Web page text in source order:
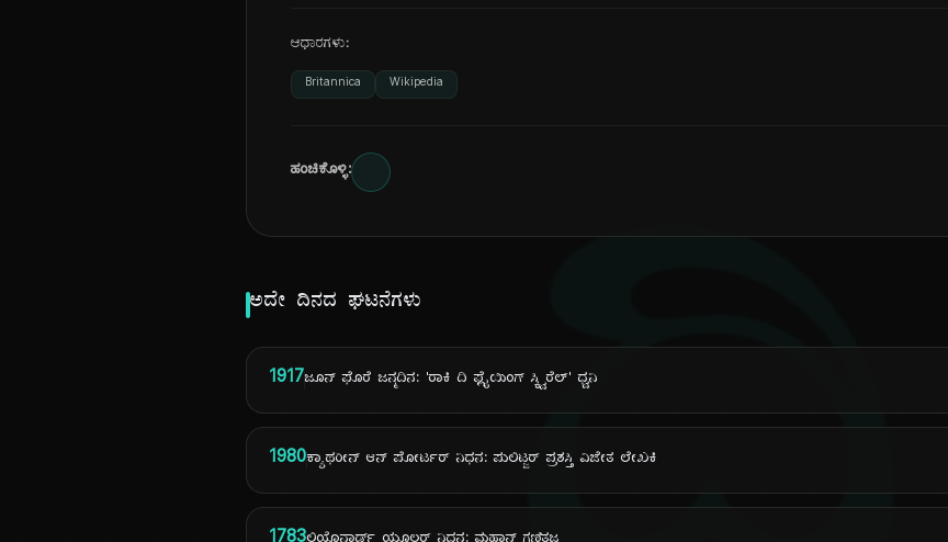
ಆಧಾರಗಳು:
Britannica Wikipedia
ಹಂಚಿಕೊಳ್ಳಿ:
ಅದೇ ದಿನದ ಘಟನೆಗಳು
1917ಜೂನ್ ಫೊರೆ ಜನ್ಮದಿನ: 'ರಾಕಿ ದಿ ಫ್ಲೈಯಿಂಗ್ ಸ್ಕ್ವಿರೆಲ್' ಧ್ವನಿ
1980ಕ್ಯಾಥರೀನ್ ಆನ್ ಪೋರ್ಟರ್ ನಿಧನ: ಪುಲಿಟ್ಜರ್ ಪ್ರಶಸ್ತಿ ವಿಜೇತ ಲೇಖಕಿ